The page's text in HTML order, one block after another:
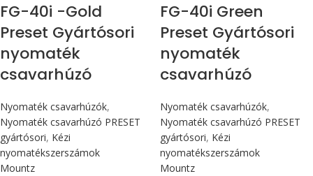
FG-40i -Gold
Preset Gyártósori
nyomaték
csavarhúzó
Nyomaték csavarhúzók,
Nyomaték csavarhúzó PRESET
gyártósori, Kézi
nyomatékszerszámok
Mountz
FG-40i Green
Preset Gyártósori
nyomaték
csavarhúzó
Nyomaték csavarhúzók,
Nyomaték csavarhúzó PRESET
gyártósori, Kézi
nyomatékszerszámok
Mountz